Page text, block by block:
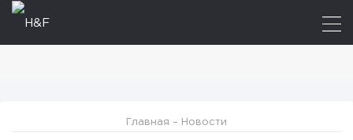
Главная – Новости